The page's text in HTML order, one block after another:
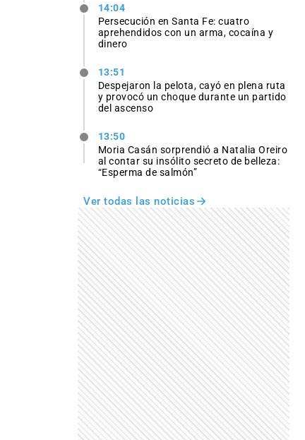
14:04
Persecución en Santa Fe: cuatro
aprehendidos con un arma, cocaína y
dinero
13:51
Despejaron la pelota, cayó en plena ruta
y provocó un choque durante un partido
del ascenso
13:50
Moria Casán sorprendió a Natalia Oreiro
al contar su insólito secreto de belleza:
“Esperma de salmón”
Ver todas las noticias